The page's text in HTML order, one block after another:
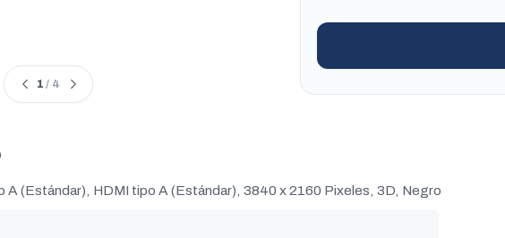
1 / 4
(Estándar), HDMI tipo A (Estándar), 3840 x 2160 Pixeles, 3D, Negro